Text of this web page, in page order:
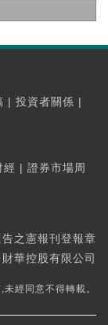
| 投資者關係 |
經 | 證券市場周
之憲報刊登報章
華控股有限公司
經同意不得轉載。